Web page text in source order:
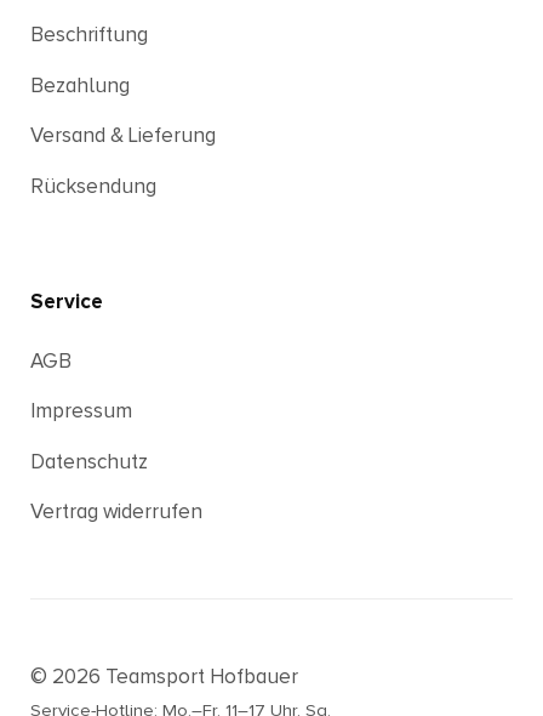
Beschriftung
Bezahlung
Versand & Lieferung
Rücksendung
Service
AGB
Impressum
Datenschutz
Vertrag widerrufen
© 2026 Teamsport Hofbauer
Service-Hotline: Mo.–Fr. 11–17 Uhr, Sa.